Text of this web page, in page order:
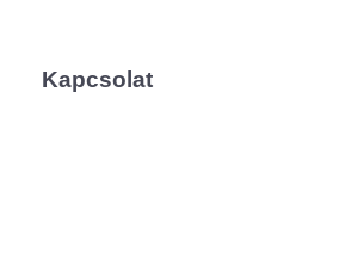
Kapcsolat